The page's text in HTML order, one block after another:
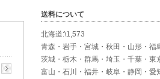
送料について
北海道:\1,573
青森・岩手・宮城・秋田・山形・福
茨城・栃木・群馬・埼玉・千葉・
富山・石川・福井・岐阜・静岡・愛